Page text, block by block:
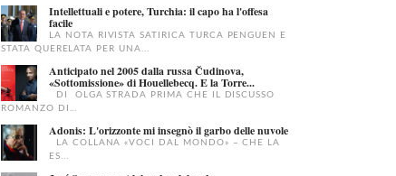
Intellettuali e potere, Turchia: il capo ha l'offesa
facile
LA NOTA RIVISTA SATIRICA TURCA PENGUEN E
STATA QUERELATA PER UNA...
Anticipato nel 2005 dalla russa Čudinova,
«Sottomissione» di Houellebecq. E la Torre...
DI OLGA STRADA PRIMA CHE IL DISCUSSO
ROMANZO DI...
Adonis: L'orizzonte mi insegnò il garbo delle nuvole
LA COLLANA «VOCI DAL MONDO» – CHE LA
ES...